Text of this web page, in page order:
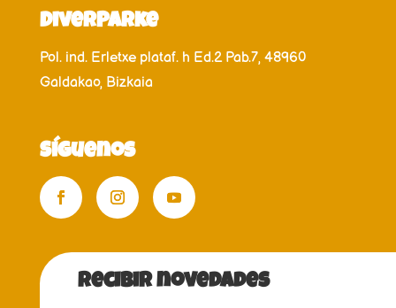
DiverParke
Pol. ind. Erletxe plataf. h Ed.2 Pab.7, 48960
Galdakao, Bizkaia
Síguenos
recibir novedades